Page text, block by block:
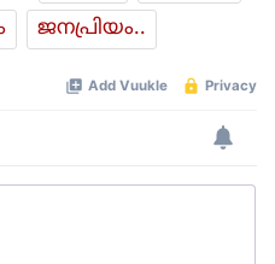
ജനപ്രിയം..